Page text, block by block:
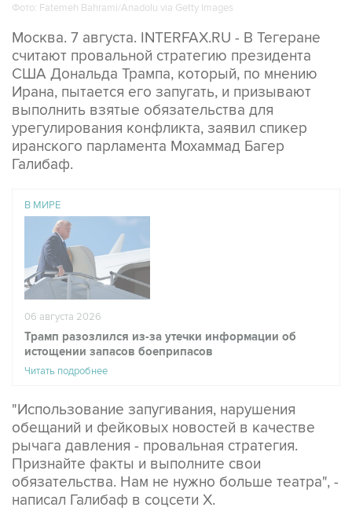
Фото: Fatemeh Bahrami/Anadolu via Getty Images
Москва. 7 августа. INTERFAX.RU - В Тегеране
считают провальной стратегию президента
США Дональда Трампа, который, по мнению
Ирана, пытается его запугать, и призывают
выполнить взятые обязательства для
урегулирования конфликта, заявил спикер
иранского парламента Мохаммад Багер
Галибаф.
В МИРЕ
06 августа 2026
Трамп разозлился из-за утечки информации об
истощении запасов боеприпасов
Читать подробнее
"Использование запугивания, нарушения
обещаний и фейковых новостей в качестве
рычага давления - провальная стратегия.
Признайте факты и выполните свои
обязательства. Нам не нужно больше театра", -
написал Галибаф в соцсети X.